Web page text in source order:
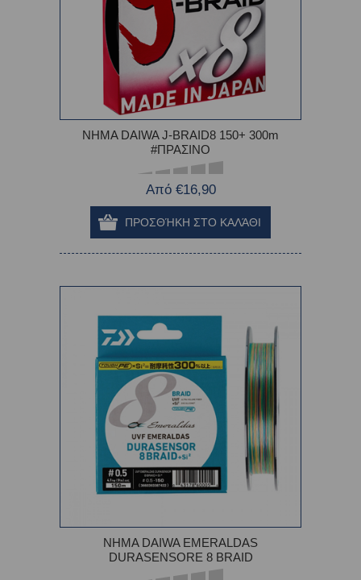
ΝΗΜΑ DAIWA J-BRAID8 150+ 300m
#ΠΡΑΣΙΝΟ
Από €16,90
ΝΗΜΑ DAIWA EMERALDAS
DURASENSORE 8 BRAID